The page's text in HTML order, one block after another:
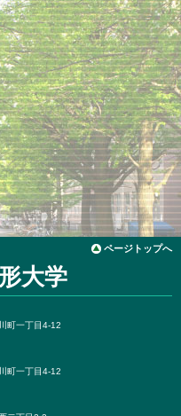
ページトップへ
大学
町一丁目4-12
町一丁目4-12